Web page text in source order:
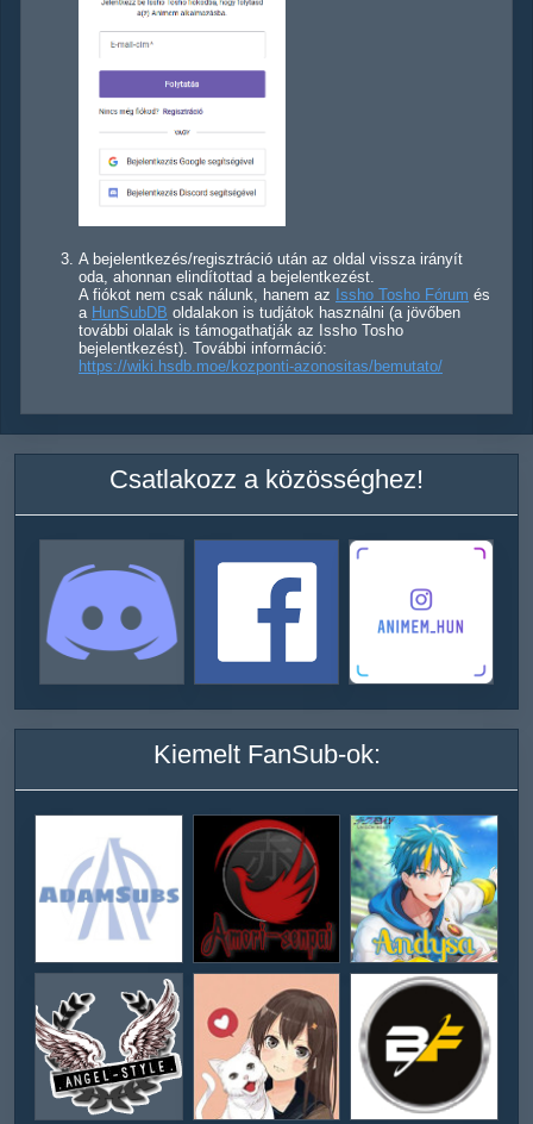
A bejelentkezés/regisztráció után az oldal vissza irányít
oda, ahonnan elindítottad a bejelentkezést.
A fiókot nem csak nálunk, hanem az Issho Tosho Fórum és
a HunSubDB oldalakon is tudjátok használni (a jövőben
további olalak is támogathatják az Issho Tosho
bejelentkezést). További információ:
https://wiki.hsdb.moe/kozponti-azonositas/bemutato/
Csatlakozz a közösséghez!
Kiemelt FanSub-ok: